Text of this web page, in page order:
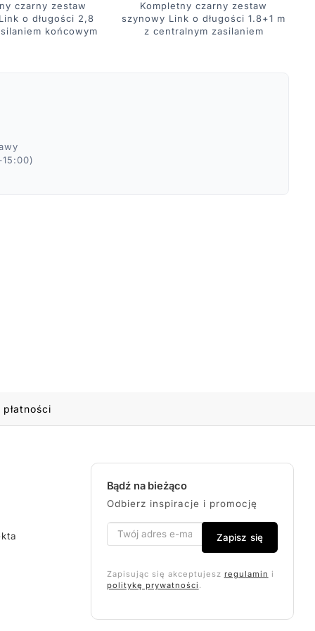
czarny zestaw
o długości 2,8
końcowym
Kompletny czarny zestaw
szynowy Link o długości 1.8+1 m
z centralnym zasilaniem
Bądź na bieżąco
Odbierz inspiracje i promocję
Zapisz się
Zapisując się akceptujesz regulamin i
politykę prywatności .